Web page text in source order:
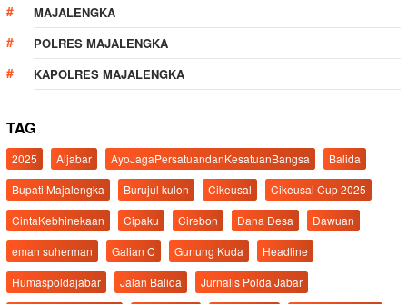
MAJALENGKA
POLRES MAJALENGKA
KAPOLRES MAJALENGKA
TAG
2025 Aljabar AyoJagaPersatuandanKesatuanBangsa
Balida
Bupati Majalengka
Burujul kulon Cikeusal
Cikeusal Cup 2025
CintaKebhinekaan
Cipaku Cirebon Dana Desa
Dawuan
eman suherman
Galian C Gunung Kuda
Headline
Humaspoldajabar
Jalan Balida
Jurnalis Polda Jabar